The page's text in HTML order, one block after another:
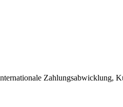
Zahlungsabwicklung,